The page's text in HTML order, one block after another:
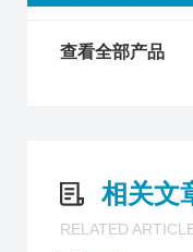
查看全部产品
相关文
RELATED